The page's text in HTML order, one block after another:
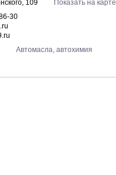
109
Показать на карте
30
Автомасла, автохимия